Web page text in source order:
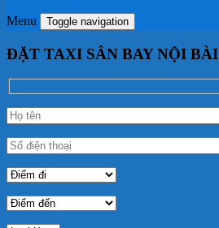
Menu Toggle navigation
ĐẶT TAXI SÂN BAY NỘI BÀI